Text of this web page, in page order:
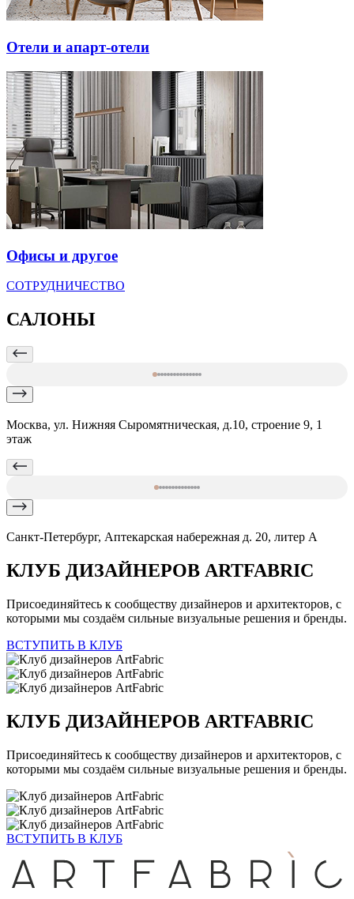
Отели и апарт-отели
Офисы и другое
СОТРУДНИЧЕСТВО
САЛОНЫ
Москва, ул. Нижняя Сыромятническая, д.10, строение 9, 1
этаж
Санкт-Петербург, Аптекарская набережная д. 20, литер А
КЛУБ ДИЗАЙНЕРОВ ARTFABRIC
Присоединяйтесь к сообществу дизайнеров и архитекторов, с
которыми мы создаём сильные визуальные решения и бренды.
ВСТУПИТЬ В КЛУБ
КЛУБ ДИЗАЙНЕРОВ ARTFABRIC
Присоединяйтесь к сообществу дизайнеров и архитекторов, с
которыми мы создаём сильные визуальные решения и бренды.
ВСТУПИТЬ В КЛУБ